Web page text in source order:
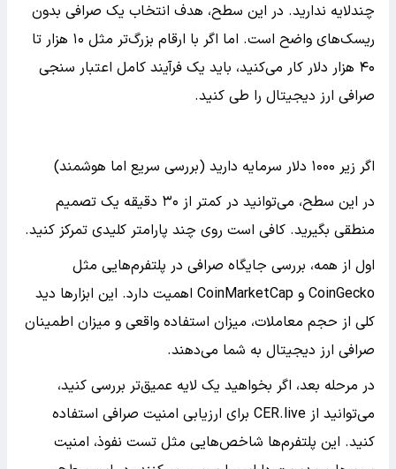
چندلایه ندارید. در این سطح، هدف انتخاب یک صرافی بدون
ریسک‌های واضح است. اما اگر با ارقام بزرگ‌تر مثل ۱۰ هزار تا
۴۰ هزار دلار کار می‌کنید، باید یک فرآیند کامل اعتبار سنجی
صرافی ارز دیجیتال را طی کنید.
اگر زیر ۱۰۰۰ دلار سرمایه دارید (بررسی سریع اما هوشمند)
در این سطح، می‌توانید در کمتر از ۳۰ دقیقه یک تصمیم
منطقی بگیرید. کافی است روی چند پارامتر کلیدی تمرکز کنید.
اول از همه، بررسی جایگاه صرافی در پلتفرم‌هایی مثل
CoinGecko و CoinMarketCap اهمیت دارد. این ابزارها دید
کلی از حجم معاملات، میزان استفاده واقعی و میزان اطمینان
صرافی ارز دیجیتال به شما می‌دهند.
در مرحله بعد، اگر بخواهید یک لایه عمیق‌تر بررسی کنید،
می‌توانید از CER.live برای ارزیابی امنیت صرافی استفاده
کنید. این پلتفرم‌ها شاخص‌هایی مثل تست نفوذ، امنیت